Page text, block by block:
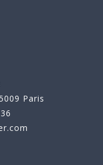
Paris